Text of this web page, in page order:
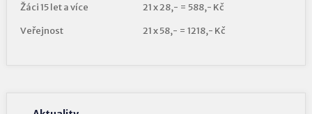
Žáci 15 let a více
21 x 28,- = 588,- Kč
Veřejnost
21 x 58,- = 1218,- Kč